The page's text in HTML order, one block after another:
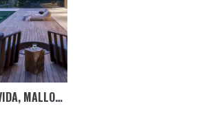
BN1 HOUSE, SON VIDA, MALLORCA, ESPANHA